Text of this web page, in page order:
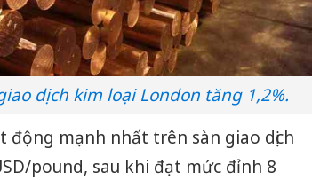
dịch kim loại London tăng 1,2%.
mạnh nhất trên sàn giao dịch
pound, sau khi đạt mức đỉnh 8